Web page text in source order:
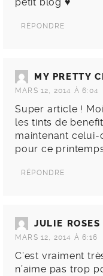
petit blog ♥
RÉPONDRE
MY PRETTY
MARS 12, 2014 À 6:04
Super article !
les tints de
maintenant
pour ce
RÉPONDRE
JULIE ROSES
MARS 12, 2014 À 6:16
C’est vraiment
n’aime pas trop